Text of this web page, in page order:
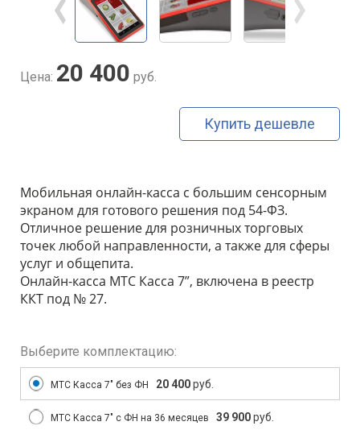
Купить дешевле
Цена: 20 400 руб.
Мобильная онлайн-касса с большим сенсорным
экраном для готового решения под 54-ФЗ.
Отличное решение для розничных торговых
точек любой направленности, а также для сферы
услуг и общепита.
Онлайн-касса МТС Касса 7”, включена в реестр
ККТ под № 27.
Выберите комплектацию:
МТС Касса 7″ без ФН 20 400руб.
МТС Касса 7″ с ФН на 36 месяцев 39 900руб.